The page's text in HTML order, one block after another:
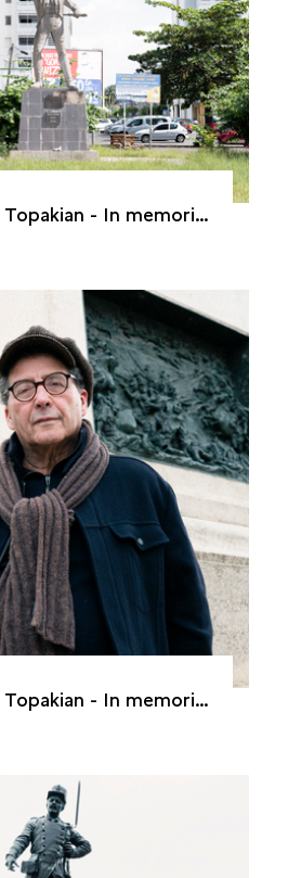
- In memorias
- In memorias